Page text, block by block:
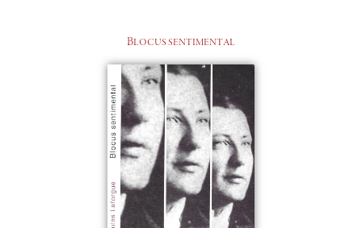
Blocus sentimental